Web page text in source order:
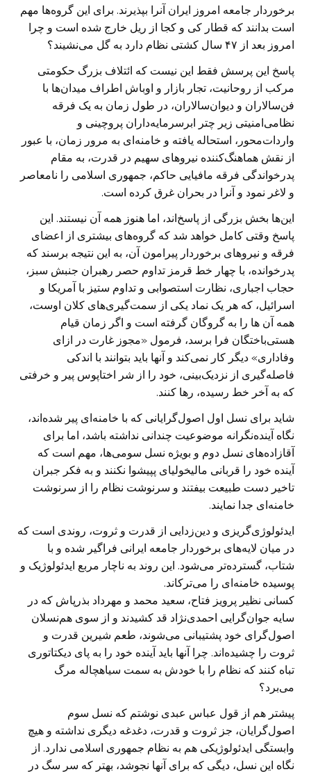
برخوردار جامعه امروز ایران آنرا بپذیرند. برای این گروه‌ها مهم
است بدانند که قطار کی و کجا از ریل خارج شده است و چرا
امروز بعد از ۴۷ سال کشتی نظام دارد به گل می‌نشیند؟
پاسخ این پرسش فقط این نیست که ائتلاف بزرگ حکومتی
مرکب از روحانیت، تجار بازار و اوباش اطراف میدان‌ها با
فن‌سالاران و دیوان‌سالاران، در طول زمان به یک فرقه
نظامی‌امنیتی زیر چتر ابرسرمایه‌داران پروچینی و
واردات‌محور، استحاله یافته و خامنه‌ای به مرور زمان، با عبور
از نقش هماهنگ‌کننده نیروهای سهیم در قدرت، به مقام
پدرخواندگی فرقه مافیایی حاکم، جمهوری اسلامی را نامعاصر
و لاغر نمود و آنرا در بحران غرق کرده است.
این‌ها بخش بزرگی از پاسخ‌اند، اما هنوز همه آن نیستند. این
پاسخ وقتی کامل خواهد شد که گروه‌های بیشتری از اعضای
فرقه و نیرو‌های برخوردار پیرامون آن، به این نتیجه برسند که
پدرخوانده، با چهار خط قرمز تداوم حصر رهبران جنبش سبز،
حجاب اجباری، نظارت استصوابی و تداوم ستیز با آمریکا و
اسرائیل، که هر یک نماد یکی از سمت‌گیری‌های کلان اوست،
همه آن ها را به گروگان گرفته است و اگر زمان قیام
هستی‌باختگان فرا برسد، فرمول «مجوز غارت در ازای
وفاداری» دیگر کار نمی‌‌کند و آنها باید بتوانند با اندکی
فاصله‌گیری از نزدیک‌بینی، خود را از شر اختاپوس پیر و خرفتی
که به آخر خط رسیده، رها کنند.
شاید برای نسل اول اصول‌گرایانی که با خامنه‌ای پیر شده‌اند،
نگاه آینده‌نگرانه موضوعیت چندانی نداشته باشد، اما برای
آقازاده‌های نسل دوم و بویژه نسل سومی‌ها، مهم است که
آینده خود را قربانی مالیخولیای پپیشوا نکنند و به فکر جبران
تاخیر دست طبیعت بیفتند و سرنوشت نظام را از سرنوشت
خامنه‌ای جدا نمایند.
ایدئولوژی‌گریزی و دین‌زدایی از قدرت و ثروت، روندی است که
در میان لایه‌های برخوردار جامعه ایرانی فراگیر شده و با
شتاب، گسترده‌تر می‌شود. این روند به ناچار مربع ایدئولوژیک و
پوسیده خامنه‌ای را می‌ترکاند.
کسانی نظیر پرویز فتاح، سعید محمد و مهرداد بذرپاش که در
سایه جوان‌گرایی احمدی‌نژاد قد کشیدند و از سوی هم‌نسلان
اصول‌گرای خود پشتیبانی می‌شوند، طعم شیرین قدرت و
ثروت را چشیده‌اند. چرا آنها باید آینده خود را به پای دیکتاتوری
تباه کنند که نظام را با خودش به سمت سیاهچاله مرگ
می‌برد؟
پیشتر هم از قول عباس عبدی نوشتم که نسل سوم
اصول‌گرایان، جز ثروت و قدرت، دغدغه دیگری نداشته و هیچ
وابستگی ایدئولوژیکی هم به نظام جمهوری اسلامی ندارد. از
نگاه این نسل، دیگی که برای آنها نجوشد، بهتر که سر سگ در